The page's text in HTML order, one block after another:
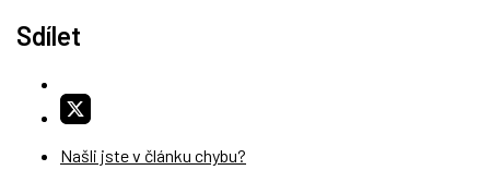
Sdílet
Našli jste v článku chybu?